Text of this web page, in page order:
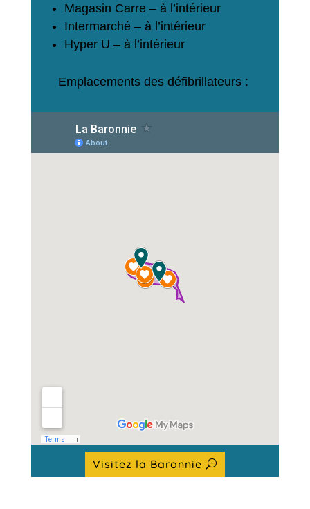
Magasin Carre – à l’intérieur
Intermarché – à l’intérieur
Hyper U – à l’intérieur
Emplacements des défibrillateurs :
Visitez la Baronnie